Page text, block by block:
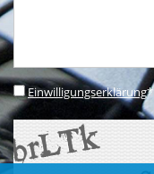
Einwilligungserklärung*